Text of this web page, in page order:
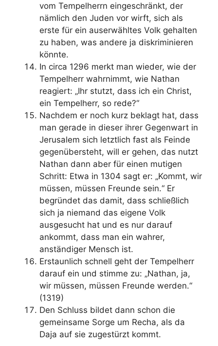
vom Tempelherrn eingeschränkt, der
nämlich den Juden vor wirft, sich als
erste für ein auserwähltes Volk gehalten
zu haben, was andere ja diskriminieren
könnte.
In circa 1296 merkt man wieder, wie der
Tempelherr wahrnimmt, wie Nathan
reagiert: „Ihr stutzt, dass ich ein Christ,
ein Tempelherr, so rede?“
Nachdem er noch kurz beklagt hat, dass
man gerade in dieser ihrer Gegenwart in
Jerusalem sich letztlich fast als Feinde
gegenübersteht, will er gehen, das nutzt
Nathan dann aber für einen mutigen
Schritt: Etwa in 1304 sagt er: „Kommt, wir
müssen, müssen Freunde sein.“ Er
begründet das damit, dass schließlich
sich ja niemand das eigene Volk
ausgesucht hat und es nur darauf
ankommt, dass man ein wahrer,
anständiger Mensch ist.
Erstaunlich schnell geht der Tempelherr
darauf ein und stimme zu: „Nathan, ja,
wir müssen, müssen Freunde werden.“
(1319)
Den Schluss bildet dann schon die
gemeinsame Sorge um Recha, als da
Daja auf sie zugestürzt kommt.